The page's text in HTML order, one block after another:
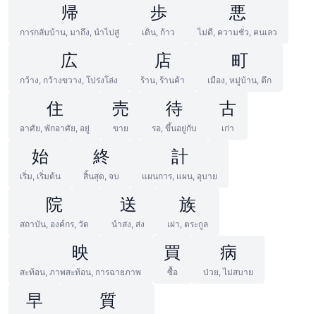
帰
การกลับบ้าน, มาถึง, นำไปสู่
歩
เดิน, ก้าว
悪
ไม่ดี, ความชั่ว, คนเลว
広
กว้าง, กว้างขวาง, โปร่งโล่ง
店
ร้าน, ร้านค้า
町
เมือง, หมู่บ้าน, ตึก
住
อาศัย, พักอาศัย, อยู่
売
ขาย
待
รอ, ขึ้นอยู่กับ
古
เก่า
始
เริ่ม, เริ่มต้น
終
สิ้นสุด, จบ
計
แผนการ, แผน, อุบาย
院
สถาบัน, องค์กร, วัด
送
นำส่ง, ส่ง
族
เผ่า, ตระกูล
映
สะท้อน, ภาพสะท้อน, การฉายภาพ
買
ซื้อ
病
ป่วย, ไม่สบาย
早 質